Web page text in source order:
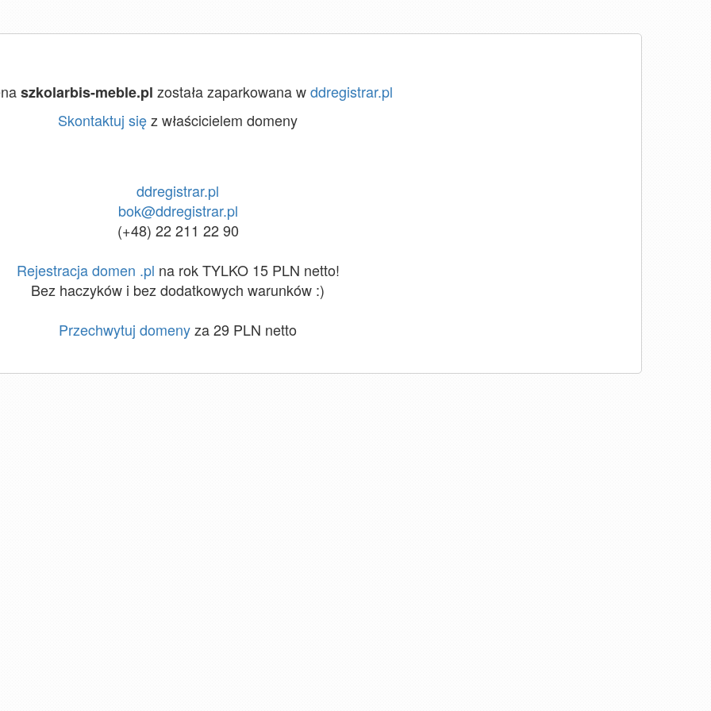
szkolarbis-meble.pl została zaparkowana wddregistrar.pl
Skontaktuj sięz właścicielem domeny
ddregistrar.pl
bok@ddregistrar.pl
(+48) 22 211 22 90
Rejestracja domen .pl na rok TYLKO 15 PLN netto!
Bez haczyków i bez dodatkowych warunków :)
Przechwytuj domenyza 29 PLN netto